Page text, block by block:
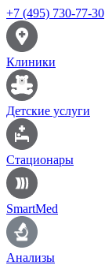
+7 (495) 730-77-30
Клиники
Детские услуги
Стационары
SmartMed
Анализы